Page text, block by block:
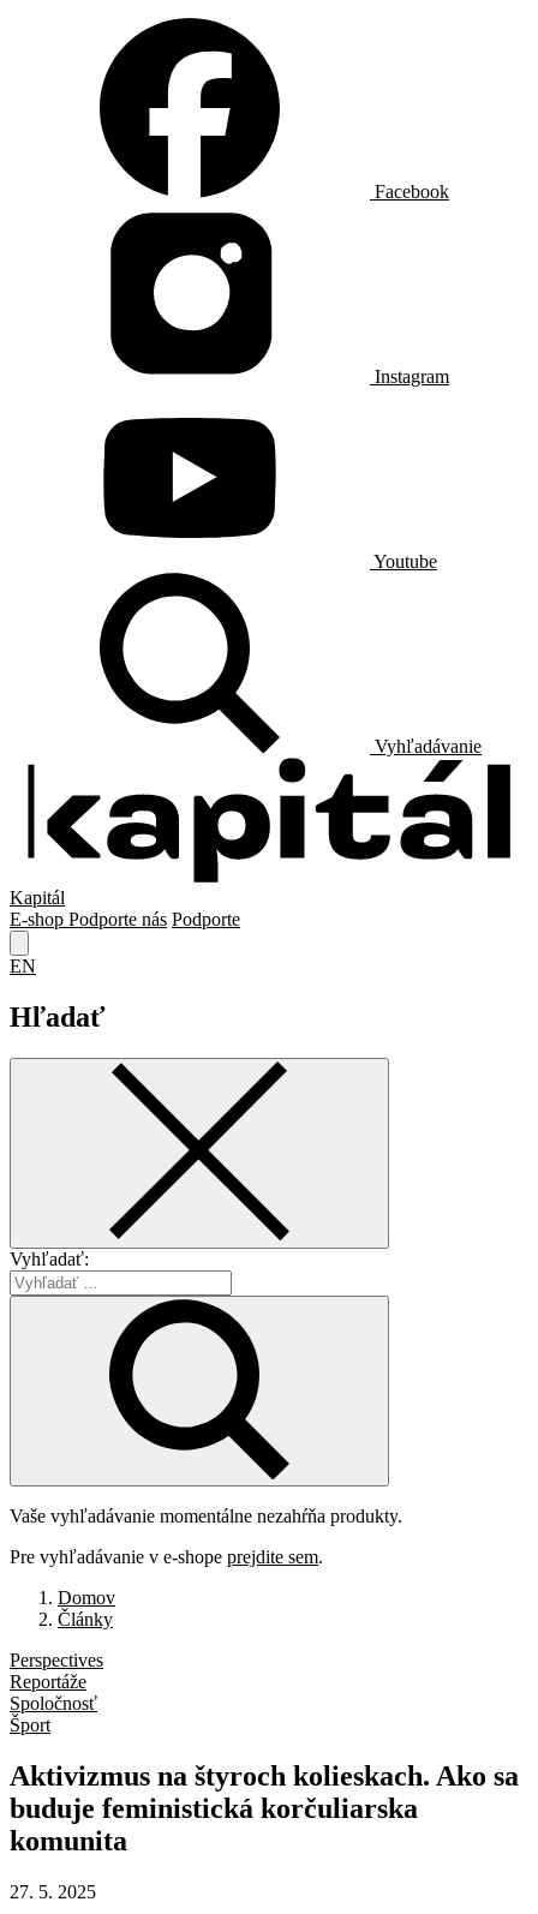
Facebook
Instagram
Youtube
Vyhľadávanie
Kapitál
E-shop Podporte nás Podporte
EN
Hľadať
Vyhľadať:
Vaše vyhľadávanie momentálne nezahŕňa produkty.
Pre vyhľadávanie v e-shope prejdite sem.
Domov
Články
Perspectives
Reportáže
Spoločnosť
Šport
Aktivizmus na štyroch kolieskach. Ako sa
buduje feministická korčuliarska
komunita
27. 5. 2025